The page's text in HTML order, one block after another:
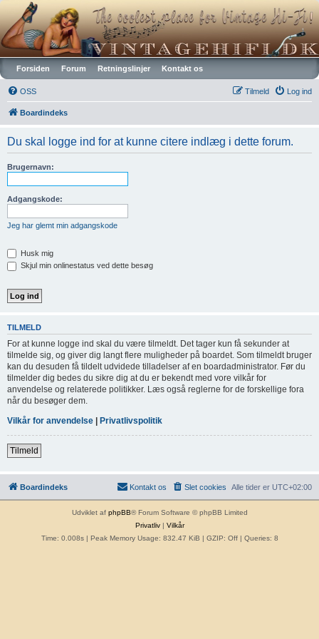
Vintagehifi.dk
Forsiden Forum Retningslinjer Kontakt os
OSS Log ind
Tilmeld
Boardindeks
Du skal logge ind for at kunne citere indlæg i dette forum.
Brugernavn:
Adgangskode:
Jeg har glemt min adgangskode
Husk mig
Skjul min onlinestatus ved dette besøg
TILMELD
For at kunne logge ind skal du være tilmeldt. Det tager kun få sekunder at
tilmelde sig, og giver dig langt flere muligheder på boardet. Som tilmeldt bruger
kan du desuden få tildelt udvidede tilladelser af en boardadministrator. Før du
tilmelder dig bedes du sikre dig at du er bekendt med vore vilkår for
anvendelse og relaterede politikker. Læs også reglerne for de forskellige fora
når du besøger dem.
Vilkår for anvendelse
Privatlivspolitik
Tilmeld
Boardindeks Alle tider er UTC+02:00
Slet cookies
Kontakt os
Udviklet af phpBB® Forum Software © phpBB Limited
Privatliv| Vilkår
Time: 0.008s| Peak Memory Usage: 832.47 KiB | GZIP: Off | Queries: 8